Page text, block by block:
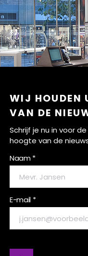
WIJ HOUDEN
VAN DE
Schrijf je nu in voor
hoogte van de
Naam *
E-mail *